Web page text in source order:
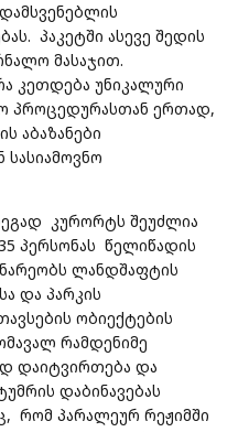
პაკეტში ასევე შედის
მასაჯით.
კეთდება უნიკალური
პროცედურასთან ერთად,
აბაზანები
კურორტს შეუძლია
პერსონას წელიწადის
ლანდშაფტის
და პარკის
ობიექტების
რამდენიმე
დაიტვირთება და
დაბინავებას
რომ პარალეურ რეჟიმში